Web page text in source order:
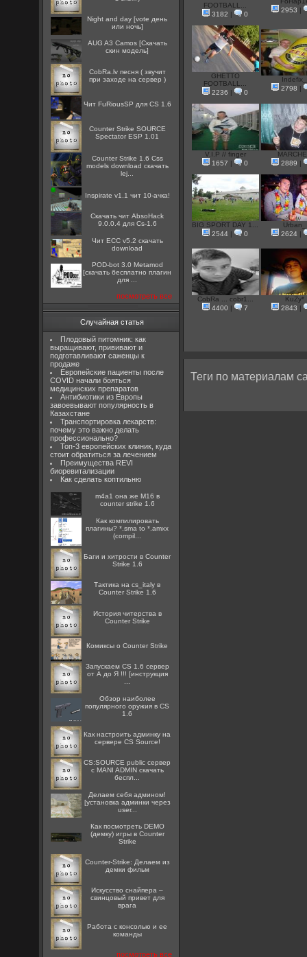
Night and day [vote день
или ночь]
AUG A3 Camos [Скачать
скин модель]
CobRa.lv песня ( звучит
при заходе на сервер )
Чит FuRiousSP для CS 1.6
Counter Strike SOURCE
Spectator ESP 1.01
Counter Strike 1.6 Css
models download скачать
lej...
Inspirate v1.1 чит 10-ачка!
Скачать чит AbsoHack
9.0.0.4 для Cs-1.6
Чит ECC v5.2 скачать
download
POD-bot 3.0 Metamod
[скачать бесплатно плагин
для ...
посмотреть все
Случайная статья
Плодовый питомник: как
выращивают, прививают и
подготавливают саженцы к
продаже
Европейские пациенты после
COVID начали бояться
медицинских препаратов
Антибиотики из Европы
завоевывают популярность в
Казахстане
Транспортировка лекарств:
почему это важно делать
профессионально?
Топ-3 европейских клиник, куда
стоит обратиться за лечением
Преимущества REVI
биоревитализации
Как сделать коптильню
m4a1 она же M16 в
counter strike 1.6
Как компилировать
плагины? *.sma to *.amxx
(compil...
Баги и хитрости в Counter
Strike 1.6
Тактика на cs_italy в
Counter Strike 1.6
История читерства в
Counter Strike
Комиксы о Counter Strike
Запускаем CS 1.6 сервер
от А до Я !!! [инструкция
Обзор наиболее
популярного оружия в CS
1.6
Как настроить админку на
сервере CS Source!
CS:SOURCE public сервер
с MANI ADMIN скачать
беспл...
Делаем себя админом!
[установка админки через
user...
Как посмотреть DEMO
(демку) игры в Counter
Strike
Counter-Strike: Делаем из
демки фильм
Искусство снайпера –
свинцовый привет для
врага
Работа с консолью и ее
команды
посмотреть все
FOOTBALL...
3182
| 0
2953
|
GHETTO
FOOTBALL...
2236
| 0
Indefix_
2798
|
V.I.P // finger
1657
| 0
2889
|
BIG SPORT DAY 1...
2544 | 0
Urban_
2624 |
CobRa ... cobr1...
4400
| 7
KuZy*
2843
|
Теги по материалам